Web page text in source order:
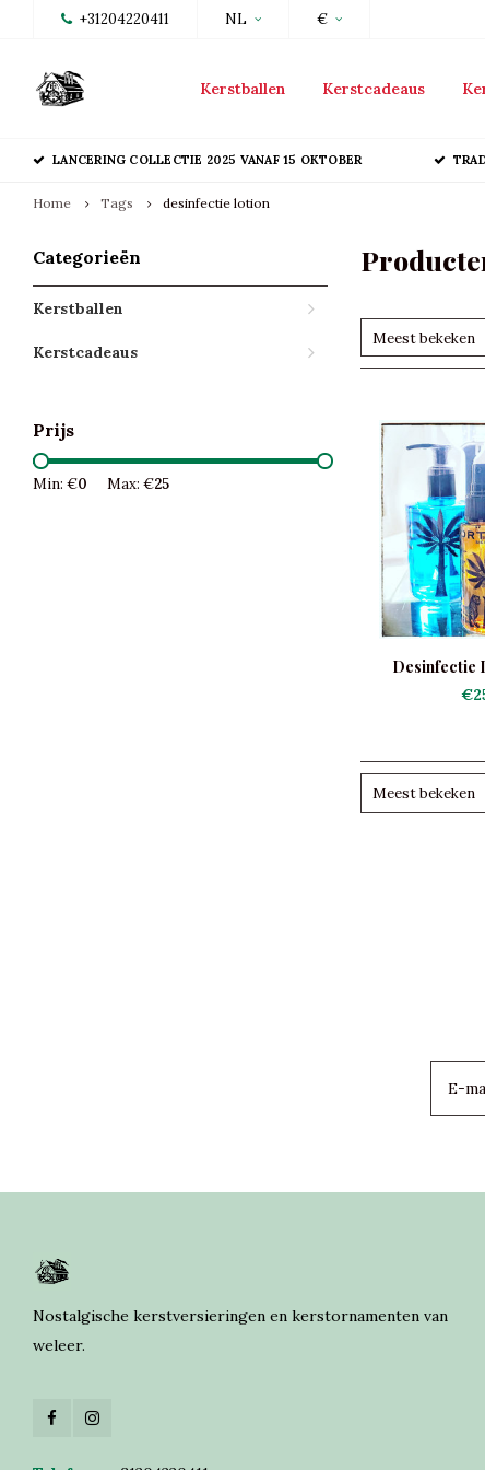
+31204220411 NL €
Kerstballen Kerstcadeaus
LANCERING COLLECTIE 2025 VANAF 15 OKTOBER
Home Tags desinfectie lotion
Categorieën
Kerstballen
Kerstcadeaus
Prijs
Min: €0 Max: €25
Meest bekeken
Desinfectie
Meest bekeken
Nostalgische kerstversieringen en kerstornamenten van
weleer.